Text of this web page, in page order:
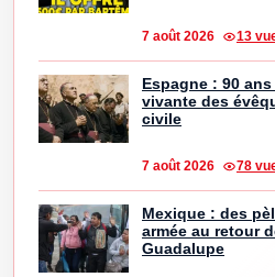
7 août 2026 13
Espagne : 90
vivante des
civile
7 août 2026 78
Mexique : des
armée au retour
Guadalupe